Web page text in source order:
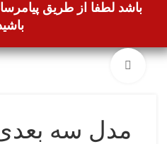
باشد لطفا از طریق
مدل سه بعدی